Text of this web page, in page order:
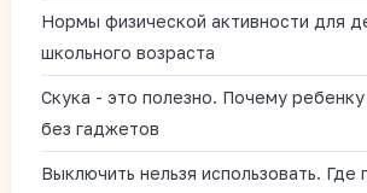
Нормы физической активности для
школьного возраста
Скука - это полезно. Почему
без гаджетов
Выключить нельзя использовать. Где